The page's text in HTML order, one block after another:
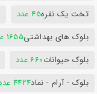
تخت یک نفره45 عدد
بلوک های بهداشتی1655 عدد
بلوک حیوانات660 عدد
بلوک - آرام - نماد4424 عدد